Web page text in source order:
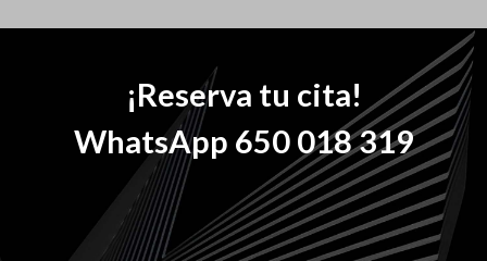
¡Reserva tu cita!
WhatsApp 650 018 319